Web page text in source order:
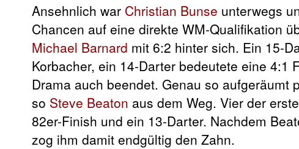
Ansehnlich war Christian Bunse unterwegs
Chancen auf eine direkte WM-Qualifikation
Michael Barnard mit 6:2 hinter sich. Ein 15-
Korbacher, ein 14-Darter bedeutete eine 4:1
Drama auch beendet. Genau so
so Steve Beaton aus dem Weg. Vier der
82er-Finish und ein 13-Darter. Nachdem
zog ihm damit endgültig den Zahn.